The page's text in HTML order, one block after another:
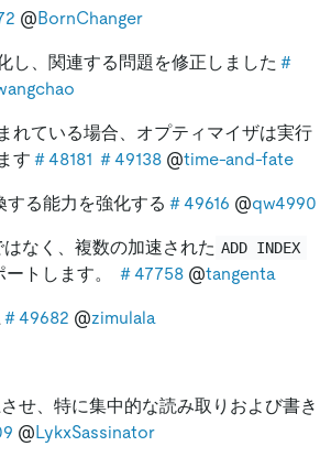
@BornChanger
し、関連する問題を修正しました ＃
れている場合、オプティマイザは実行
す ＃48181 ＃49138@time-and-fate
する能力を強化する ＃49616 @qw4990
なく、複数の加速された ADD INDEX
トします。 ＃47758 @tangenta
＃49682 @zimulala
せ、特に集中的な読み取りおよび書き
@LykxSassinator